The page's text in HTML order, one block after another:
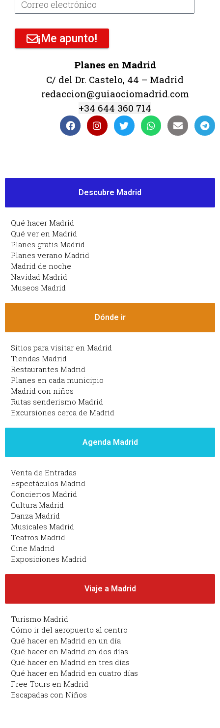
¡Me apunto!
Planes en Madrid
C/ del Dr. Castelo, 44 – Madrid
redaccion@guiaociomadrid.com
+34 644 360 714
Descubre Madrid
Qué hacer Madrid
Qué ver en Madrid
Planes gratis Madrid
Planes verano Madrid
Madrid de noche
Navidad Madrid
Museos Madrid
Dónde ir
Sitios para visitar en Madrid
Tiendas Madrid
Restaurantes Madrid
Planes en cada municipio
Madrid con niños
Rutas senderismo Madrid
Excursiones cerca de Madrid
Agenda Madrid
Venta de Entradas
Espectáculos Madrid
Conciertos Madrid
Cultura Madrid
Danza Madrid
Musicales Madrid
Teatros Madrid
Cine Madrid
Exposiciones Madrid
Viaje a Madrid
Turismo Madrid
Cómo ir del aeropuerto al centro
Qué hacer en Madrid en un día
Qué hacer en Madrid en dos días
Qué hacer en Madrid en tres días
Qué hacer en Madrid en cuatro días
Free Tours en Madrid
Escapadas con Niños